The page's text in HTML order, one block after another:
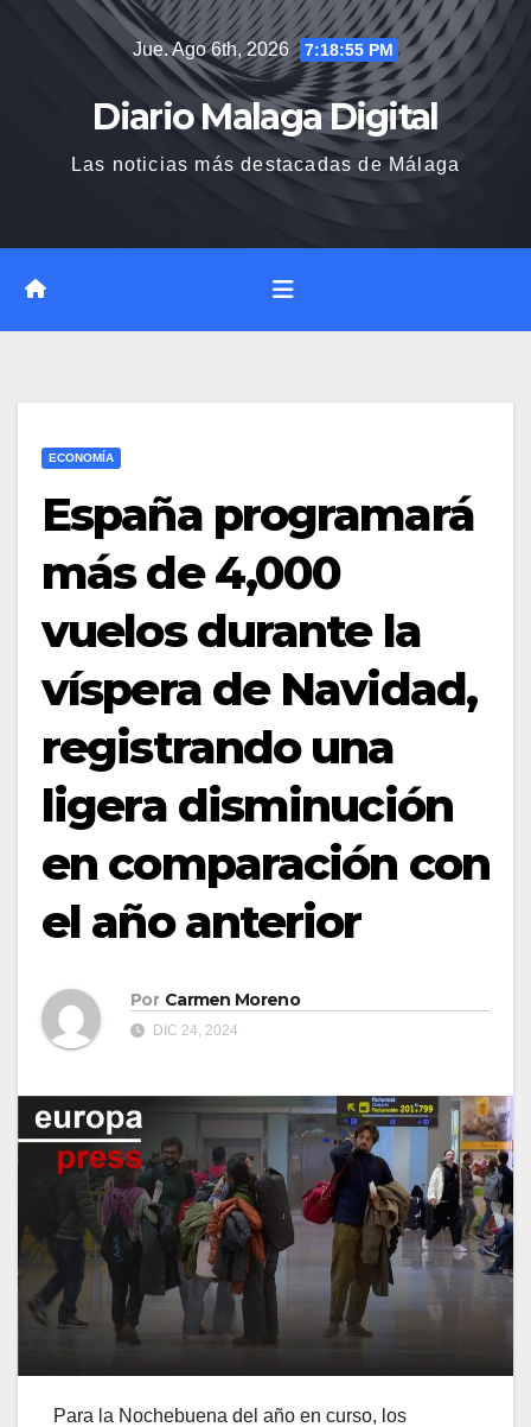
Jue. Ago 6th, 2026 7:18:57 PM
Diario Malaga Digital
Las noticias más destacadas de Málaga
ECONOMÍA
España programará
más de 4,000
vuelos durante la
víspera de Navidad,
registrando una
ligera disminución
en comparación con
el año anterior
Por Carmen Moreno
DIC 24, 2024
Para la Nochebuena del año en curso, los